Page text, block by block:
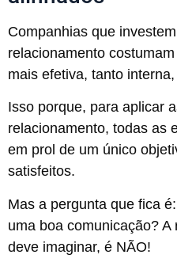
Companhias que
relacionamento
mais efetiva, tanto
Isso porque, para aplicar
relacionamento, todas as
em prol de um único
satisfeitos.
Mas a pergunta que fica
uma boa comunicação?
deve imaginar, é NÃO!